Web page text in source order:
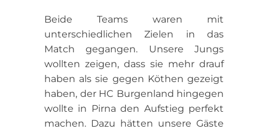
Beide Teams waren mit
unterschiedlichen Zielen in das
Match gegangen. Unsere Jungs
wollten zeigen, dass sie mehr drauf
haben als sie gegen Köthen gezeigt
haben, der HC Burgenland hingegen
wollte in Pirna den Aufstieg perfekt
machen. Dazu hätten unsere Gäste